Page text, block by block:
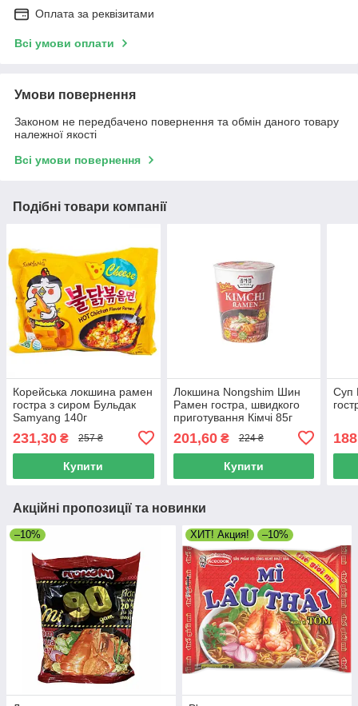
Оплата за реквізитами
Всі умови оплати
Умови повернення
Законом не передбачено повернення та обмін даного товару
належної якості
Всі умови повернення
Подібні товари компанії
Корейська локшина рамен
гостра з сиром Бульдак
Samyang 140г
231,30 ₴ 257 ₴
Купити
Локшина Nongshim Шин
Рамен гостра, швидкого
приготування Кімчі 85г
201,60₴ 224 ₴
Купити
Суп
Акційні пропозиції та новинки
–10% ХИТ! Акция! –10%